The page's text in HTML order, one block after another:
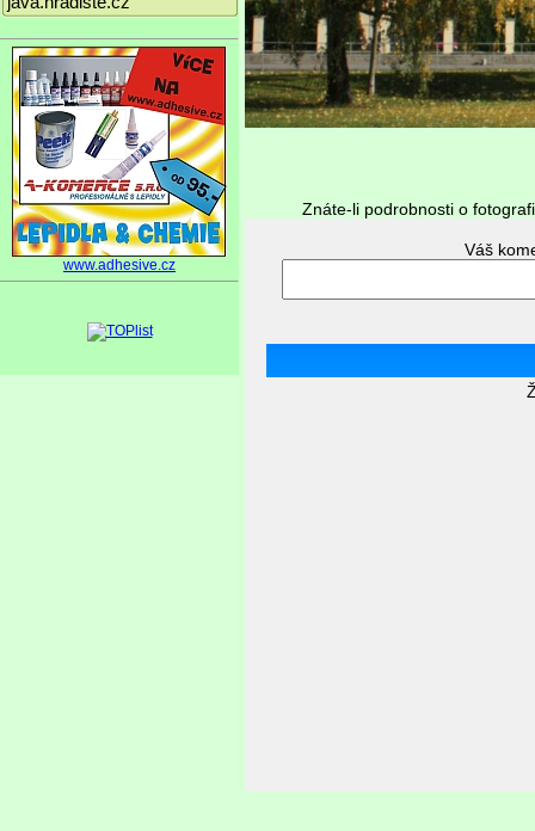
www.adhesive.cz
Znáte-li podrobnosti o